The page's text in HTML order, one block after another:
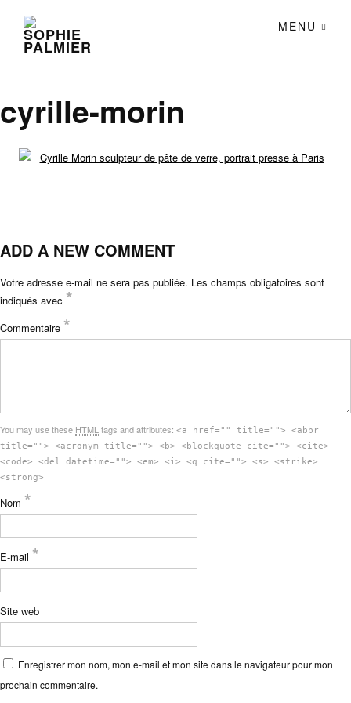
MENU
cyrille-morin
ADD A NEW COMMENT
Votre adresse e-mail ne sera pas publiée. Les champs obligatoires sont
indiqués avec *
Commentaire *
You may use these HTML tags and attributes: <a href="" title=""> <abbr
title=""> <acronym title=""> <b> <blockquote cite=""> <cite>
<code> <del datetime=""> <em> <i> <q cite=""> <s> <strike>
<strong>
Nom *
E-mail *
Site web
Enregistrer mon nom, mon e-mail et mon site dans le navigateur pour mon
prochain commentaire.